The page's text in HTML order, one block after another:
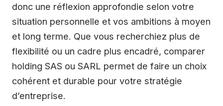
donc une réflexion approfondie selon votre
situation personnelle et vos ambitions à moyen
et long terme. Que vous recherchiez plus de
flexibilité ou un cadre plus encadré, comparer
holding SAS ou SARL permet de faire un choix
cohérent et durable pour votre stratégie
d’entreprise.